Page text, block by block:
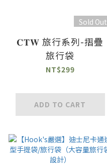
Sold Out
𝐂𝐓𝐖 旅行系列-摺疊
旅行袋
NT$299
ADD TO CART